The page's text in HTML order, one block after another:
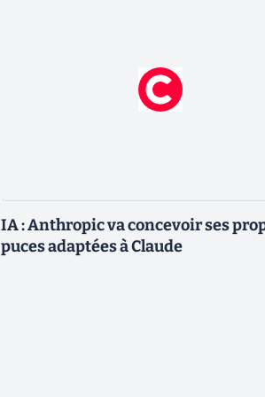
IA : Anthropic va concevoir ses
puces adaptées à Claude